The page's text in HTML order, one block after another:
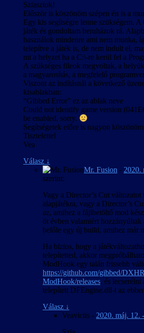
Sziasztok!
Először is köszönöm szépen én is a
Egy kis segítségre lenne szükségem.
játék és gondoltam beruházok rá.
használok mindenre ami nem munka,
telepítve a játék is, de nem indult el,
mi a helyzet ha a C:\-re kerül fel a
A szükséges fileok megvoltak, a
a magyarosítás, a megfelelő
Viszont az indításnál a következő
kisablakban:
“Gibbed Error” ez az ablak neve
Could not identify game version
be enabled, sorry.
Segítségetek előre is nagyon köszönöm
Tisztelettel
Vea
Válasz ↓
Mr. Fusion - 2020.
szerint:
Vagy a Director’s Cut változatot
alapjátékra, vagy a Director’s
az, amihez a fájlbetöltő mod
öt évben valamiért hozzányúltak
belőle egy új build, amihez már
Ha biztos, hogy a
telepítetted, akkor
ModHook egy talán frissebb
https://github.com/gibbed/
ModHook/releases, és lecserélni
telepített DFEngine.dll-t az
Válasz ↓
Veavictis - 2020. máj. 12.